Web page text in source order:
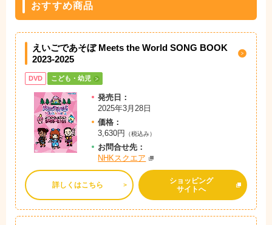
おすすめ商品
えいごであそぼ Meets the World SONG BOOK
2023-2025
DVD こども・幼児
発売日：
2025年3月28日
価格：
3,630円
（税込み）
お問合せ先：
NHKスクエア
詳しくはこちら
ショッピング
サイトへ